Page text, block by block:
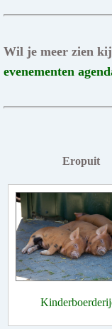
Wil je meer zien
evenementen
Eropuit